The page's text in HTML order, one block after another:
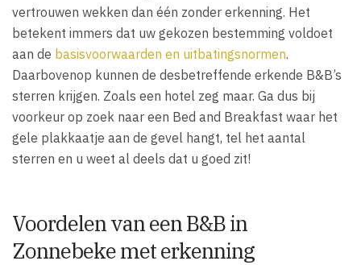
vertrouwen wekken dan één zonder erkenning. Het
betekent immers dat uw gekozen bestemming voldoet
aan de basisvoorwaarden en uitbatingsnormen.
Daarbovenop kunnen de desbetreffende erkende B&B’s
sterren krijgen. Zoals een hotel zeg maar. Ga dus bij
voorkeur op zoek naar een Bed and Breakfast waar het
gele plakkaatje aan de gevel hangt, tel het aantal
sterren en u weet al deels dat u goed zit!
Voordelen van een B&B in
Zonnebeke met erkenning